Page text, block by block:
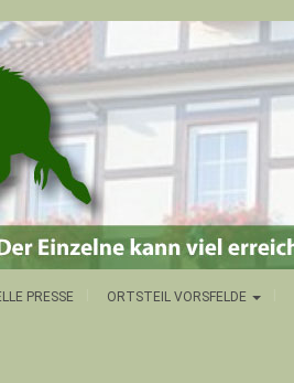
PRESSE ORTSTEIL VORSFELDE